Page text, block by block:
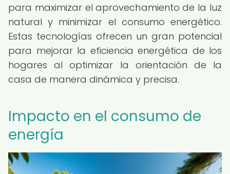
para maximizar el aprovechamiento de la luz
natural y minimizar el consumo energético.
Estas tecnologías ofrecen un gran potencial
para mejorar la eficiencia energética de los
hogares al optimizar la orientación de la
casa de manera dinámica y precisa.
Impacto en el consumo de
energía